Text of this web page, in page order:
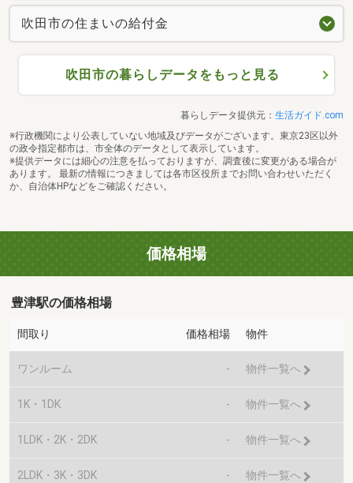
吹田市の住まいの給付金
吹田市の暮らしデータをもっと見る
暮らしデータ提供元： 生活ガイド.com
※行政機関により公表していない地域及びデータがございます。東京23区以外
の政令指定都市は、市全体のデータとして表示しています。
※提供データには細心の注意を払っておりますが、調査後に変更がある場合が
あります。 最新の情報につきましては各市区役所までお問い合わせいただく
か、自治体HPなどをご確認ください。
価格相場
豊津駅の価格相場
間取り 価格相場 物件
ワンルーム - 物件一覧へ
1K・1DK - 物件一覧へ
1LDK・2K・2DK - 物件一覧へ
2LDK・3K・3DK - 物件一覧へ